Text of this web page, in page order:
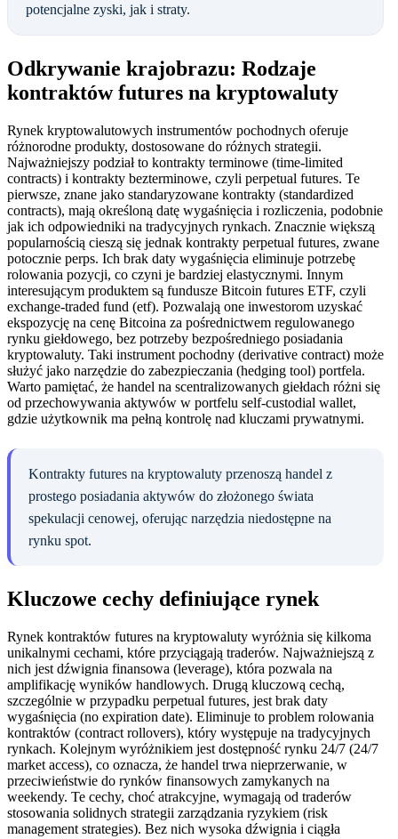
potencjalne zyski, jak i straty.
Odkrywanie krajobrazu: Rodzaje
kontraktów futures na kryptowaluty
Rynek kryptowalutowych instrumentów pochodnych oferuje
różnorodne produkty, dostosowane do różnych strategii.
Najważniejszy podział to kontrakty terminowe (time-limited
contracts) i kontrakty bezterminowe, czyli perpetual futures. Te
pierwsze, znane jako standaryzowane kontrakty (standardized
contracts), mają określoną datę wygaśnięcia i rozliczenia, podobnie
jak ich odpowiedniki na tradycyjnych rynkach. Znacznie większą
popularnością cieszą się jednak kontrakty perpetual futures, zwane
potocznie perps. Ich brak daty wygaśnięcia eliminuje potrzebę
rolowania pozycji, co czyni je bardziej elastycznymi. Innym
interesującym produktem są fundusze Bitcoin futures ETF, czyli
exchange-traded fund (etf). Pozwalają one inwestorom uzyskać
ekspozycję na cenę Bitcoina za pośrednictwem regulowanego
rynku giełdowego, bez potrzeby bezpośredniego posiadania
kryptowaluty. Taki instrument pochodny (derivative contract) może
służyć jako narzędzie do zabezpieczania (hedging tool) portfela.
Warto pamiętać, że handel na scentralizowanych giełdach różni się
od przechowywania aktywów w portfelu self-custodial wallet,
gdzie użytkownik ma pełną kontrolę nad kluczami prywatnymi.
Kontrakty futures na kryptowaluty przenoszą handel z
prostego posiadania aktywów do złożonego świata
spekulacji cenowej, oferując narzędzia niedostępne na
rynku spot.
Kluczowe cechy definiujące rynek
Rynek kontraktów futures na kryptowaluty wyróżnia się kilkoma
unikalnymi cechami, które przyciągają traderów. Najważniejszą z
nich jest dźwignia finansowa (leverage), która pozwala na
amplifikację wyników handlowych. Drugą kluczową cechą,
szczególnie w przypadku perpetual futures, jest brak daty
wygaśnięcia (no expiration date). Eliminuje to problem rolowania
kontraktów (contract rollovers), który występuje na tradycyjnych
rynkach. Kolejnym wyróżnikiem jest dostępność rynku 24/7 (24/7
market access), co oznacza, że handel trwa nieprzerwanie, w
przeciwieństwie do rynków finansowych zamykanych na
weekendy. Te cechy, choć atrakcyjne, wymagają od traderów
stosowania solidnych strategii zarządzania ryzykiem (risk
management strategies). Bez nich wysoka dźwignia i ciągła